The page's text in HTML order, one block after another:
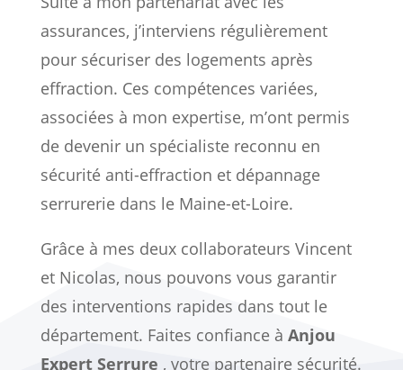
assurances, j’interviens régulièrement
pour sécuriser des logements après
effraction. Ces compétences variées,
associées à mon expertise, m’ont permis
de devenir un spécialiste reconnu en
sécurité anti-effraction et dépannage
serrurerie dans le Maine-et-Loire.
Grâce à mes deux collaborateurs Vincent
et Nicolas, nous pouvons vous garantir
des interventions rapides dans tout le
département. Faites confiance à Anjou
Expert Serrure , votre partenaire sécurité.